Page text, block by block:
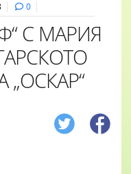
0
С МАРИЯ